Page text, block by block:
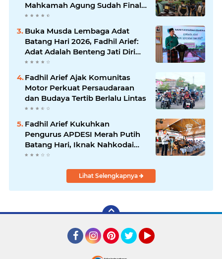
Mahkamah Agung Sudah Final,
Mengapa Eksekusi Belum
Dilaksanakan?
Buka Musda Lembaga Adat
Batang Hari 2026, Fadhil Arief:
Adat Adalah Benteng Jati Diri
Generasi Muda
Fadhil Arief Ajak Komunitas
Motor Perkuat Persaudaraan
dan Budaya Tertib Berlalu Lintas
Fadhil Arief Kukuhkan
Pengurus APDESI Merah Putih
Batang Hari, Iknak Nahkodai
Periode 2026–2031
Lihat Selengkapnya